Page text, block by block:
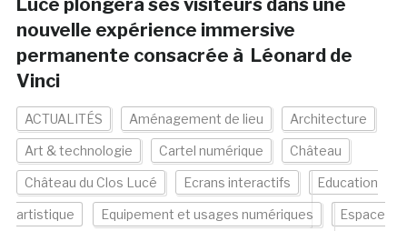
Lucé plongera ses visiteurs dans une
nouvelle expérience immersive
permanente consacrée à Léonard de
Vinci
ACTUALITÉS Aménagement de lieu Architecture
Art & technologie Cartel numérique Château
Château du Clos Lucé Ecrans interactifs Education
artistique Equipement et usages numériques Espace